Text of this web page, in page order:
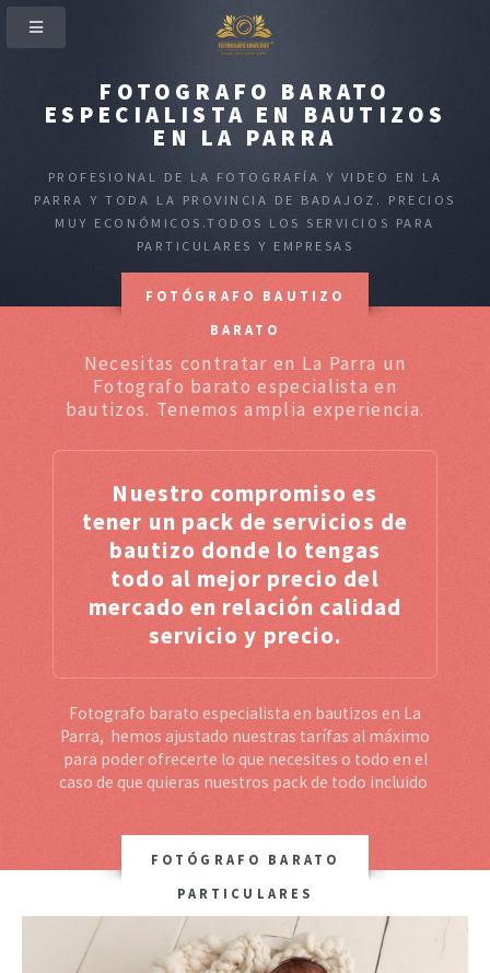
FOTOGRAFO BARATO
ESPECIALISTA EN BAUTIZOS
EN LA PARRA
PROFESIONAL DE LA FOTOGRAFÍA Y VIDEO EN LA
PARRA Y TODA LA PROVINCIA DE BADAJOZ. PRECIOS
MUY ECONÓMICOS.TODOS LOS SERVICIOS PARA
PARTICULARES Y EMPRESAS
FOTÓGRAFO BAUTIZO
BARATO
Necesitas contratar en La Parra un
Fotografo barato especialista en
bautizos. Tenemos amplia experiencia.
Nuestro compromiso es
tener un pack de servicios de
bautizo donde lo tengas
todo al mejor precio del
mercado en relación calidad
servicio y precio.
Fotografo barato especialista en bautizos en La
Parra, hemos ajustado nuestras tarífas al máximo
para poder ofrecerte lo que necesites o todo en el
caso de que quieras nuestros pack de todo incluido
FOTÓGRAFO BARATO
PARTICULARES